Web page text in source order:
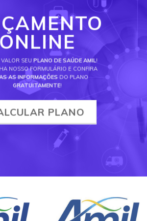
ONLINE
SEU PLANO DE SAÚDE AMIL!
NOSSO FORMULÁRIO E CONFIRA
AS INFORMAÇÕES DO PLANO
GRATUITAMENTE!
PLANO